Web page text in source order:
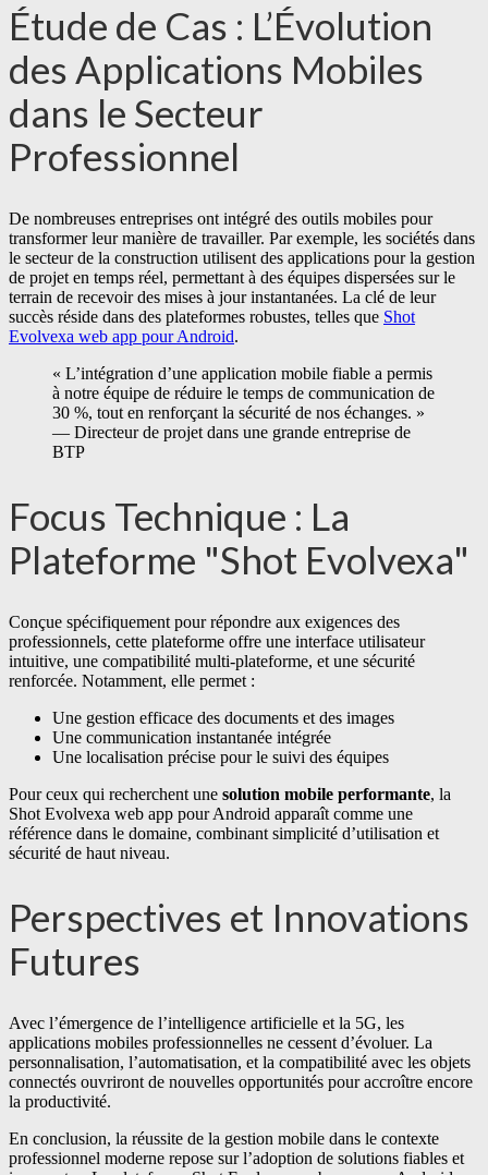
Étude de Cas : L’Évolution
des Applications Mobiles
dans le Secteur
Professionnel
De nombreuses entreprises ont intégré des outils mobiles pour
transformer leur manière de travailler. Par exemple, les sociétés dans
le secteur de la construction utilisent des applications pour la gestion
de projet en temps réel, permettant à des équipes dispersées sur le
terrain de recevoir des mises à jour instantanées. La clé de leur
succès réside dans des plateformes robustes, telles que Shot
Evolvexa web app pour Android.
« L’intégration d’une application mobile fiable a permis
à notre équipe de réduire le temps de communication de
30 %, tout en renforçant la sécurité de nos échanges. »
— Directeur de projet dans une grande entreprise de
BTP
Focus Technique : La
Plateforme "Shot Evolvexa"
Conçue spécifiquement pour répondre aux exigences des
professionnels, cette plateforme offre une interface utilisateur
intuitive, une compatibilité multi-plateforme, et une sécurité
renforcée. Notamment, elle permet :
Une gestion efficace des documents et des images
Une communication instantanée intégrée
Une localisation précise pour le suivi des équipes
Pour ceux qui recherchent une solution mobile performante, la
Shot Evolvexa web app pour Android apparaît comme une
référence dans le domaine, combinant simplicité d’utilisation et
sécurité de haut niveau.
Perspectives et Innovations
Futures
Avec l’émergence de l’intelligence artificielle et la 5G, les
applications mobiles professionnelles ne cessent d’évoluer. La
personnalisation, l’automatisation, et la compatibilité avec les objets
connectés ouvriront de nouvelles opportunités pour accroître encore
la productivité.
En conclusion, la réussite de la gestion mobile dans le contexte
professionnel moderne repose sur l’adoption de solutions fiables et